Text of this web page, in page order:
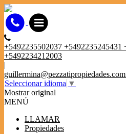
+5492235502037 +5492235245431
+5492234212003
|
Seleccionar idioma ▼
Mostrar original
MENÚ
LLAMAR
Propiedades